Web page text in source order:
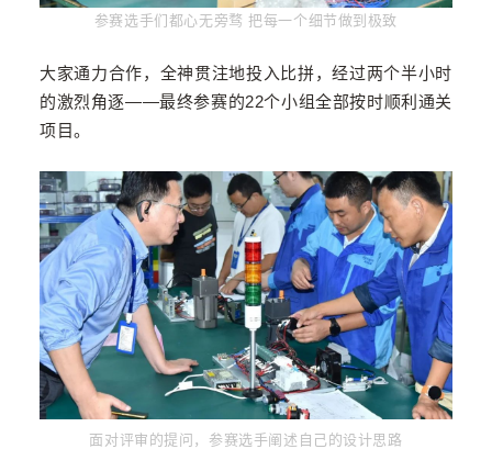
参赛选手们都心无旁骛 把每一个细节做到极致
大家通力合作，全神贯注地投入比拼，经过两个半小时
的激烈角逐——最终参赛的22个小组全部按时顺利通关
项目。
面对评审的提问，参赛选手阐述自己 的设计思路